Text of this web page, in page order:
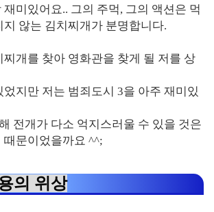
미있어요.. 그의 주먹, 그의 액션은 먹
지 않는 김치찌개가 분명합니다.
찌개를 찾아 영화관을 찾게 될 저를 상
지만 저는 범죄도시 3을 아주 재미있
전개가 다소 억지스러울 수 있을 것은
때문이었을까요 ^^;
의 위상